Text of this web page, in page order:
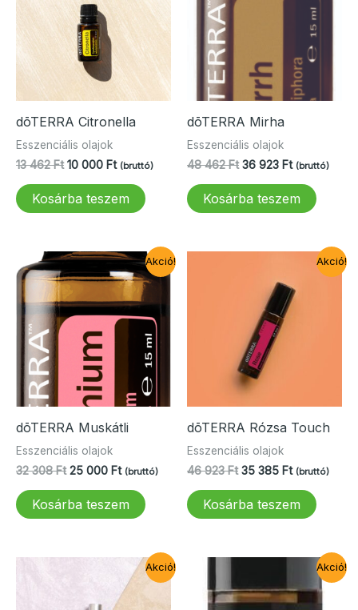
dōTERRA Citronella
Esszenciális olajok
13 462Ft Original
was:
13
10 000 FtCurrent
10
(bruttó)
Kosárba teszem
dōTERRA Mirha
Esszenciális olajok
48 462Ft Original
was:
48
36 923 FtCurrent
36
(bruttó)
Kosárba teszem
Akció!
dōTERRA Muskátli
Esszenciális olajok
32 308Ft Original
was:
32
25 000 FtCurrent
25
(bruttó)
Kosárba teszem
Akció!
dōTERRA Rózsa Touch
Esszenciális olajok
46 923Ft Original
was:
46
35 385 FtCurrent
35
(bruttó)
Kosárba teszem
Akció! Akció!